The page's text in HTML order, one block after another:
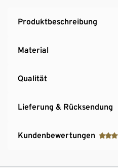
Belastbarkeit max. 70 kg
Keine Montage erforderlich
Produktbeschreibung
Material
Qualität
Lieferung & Rücksendung
Kundenbewertungen